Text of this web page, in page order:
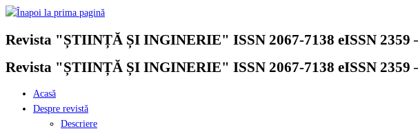
Skip
content
Revista "ȘTIINȚĂ ȘI INGINERIE" ISSN 2067-7138 eISSN
Revista "ȘTIINȚĂ ȘI INGINERIE" ISSN 2067-7138 eISSN
Acasă
Despre revistă
Descriere